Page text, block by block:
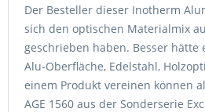
Der Besteller dieser Inotherm
sich den optischen Materialmix
geschrieben haben. Besser hätte
Alu-Oberfläche, Edelstahl,
einem Produkt vereinen können
AGE 1560 aus der Sonderserie